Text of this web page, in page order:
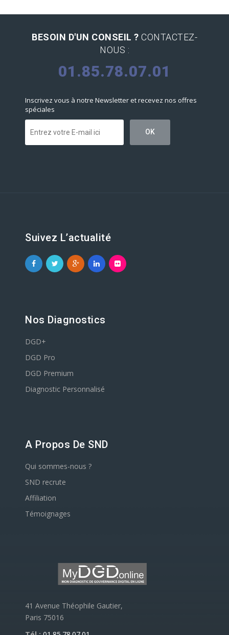
BESOIN D'UN CONSEIL ? CONTACTEZ-
NOUS :
01.85.78.07.01
Inscrivez vous à notre Newsletter et recevez nos offres
spéciales
Suivez L’actualité
Nos Diagnostics
DGD+
DGD Pro
DGD Premium
Diagnostic Personnalisé
A Propos De SND
Qui sommes-nous ?
SND recrute
Affiliation
Témoignages
41 Avenue Théophile Gautier,
Paris 75016